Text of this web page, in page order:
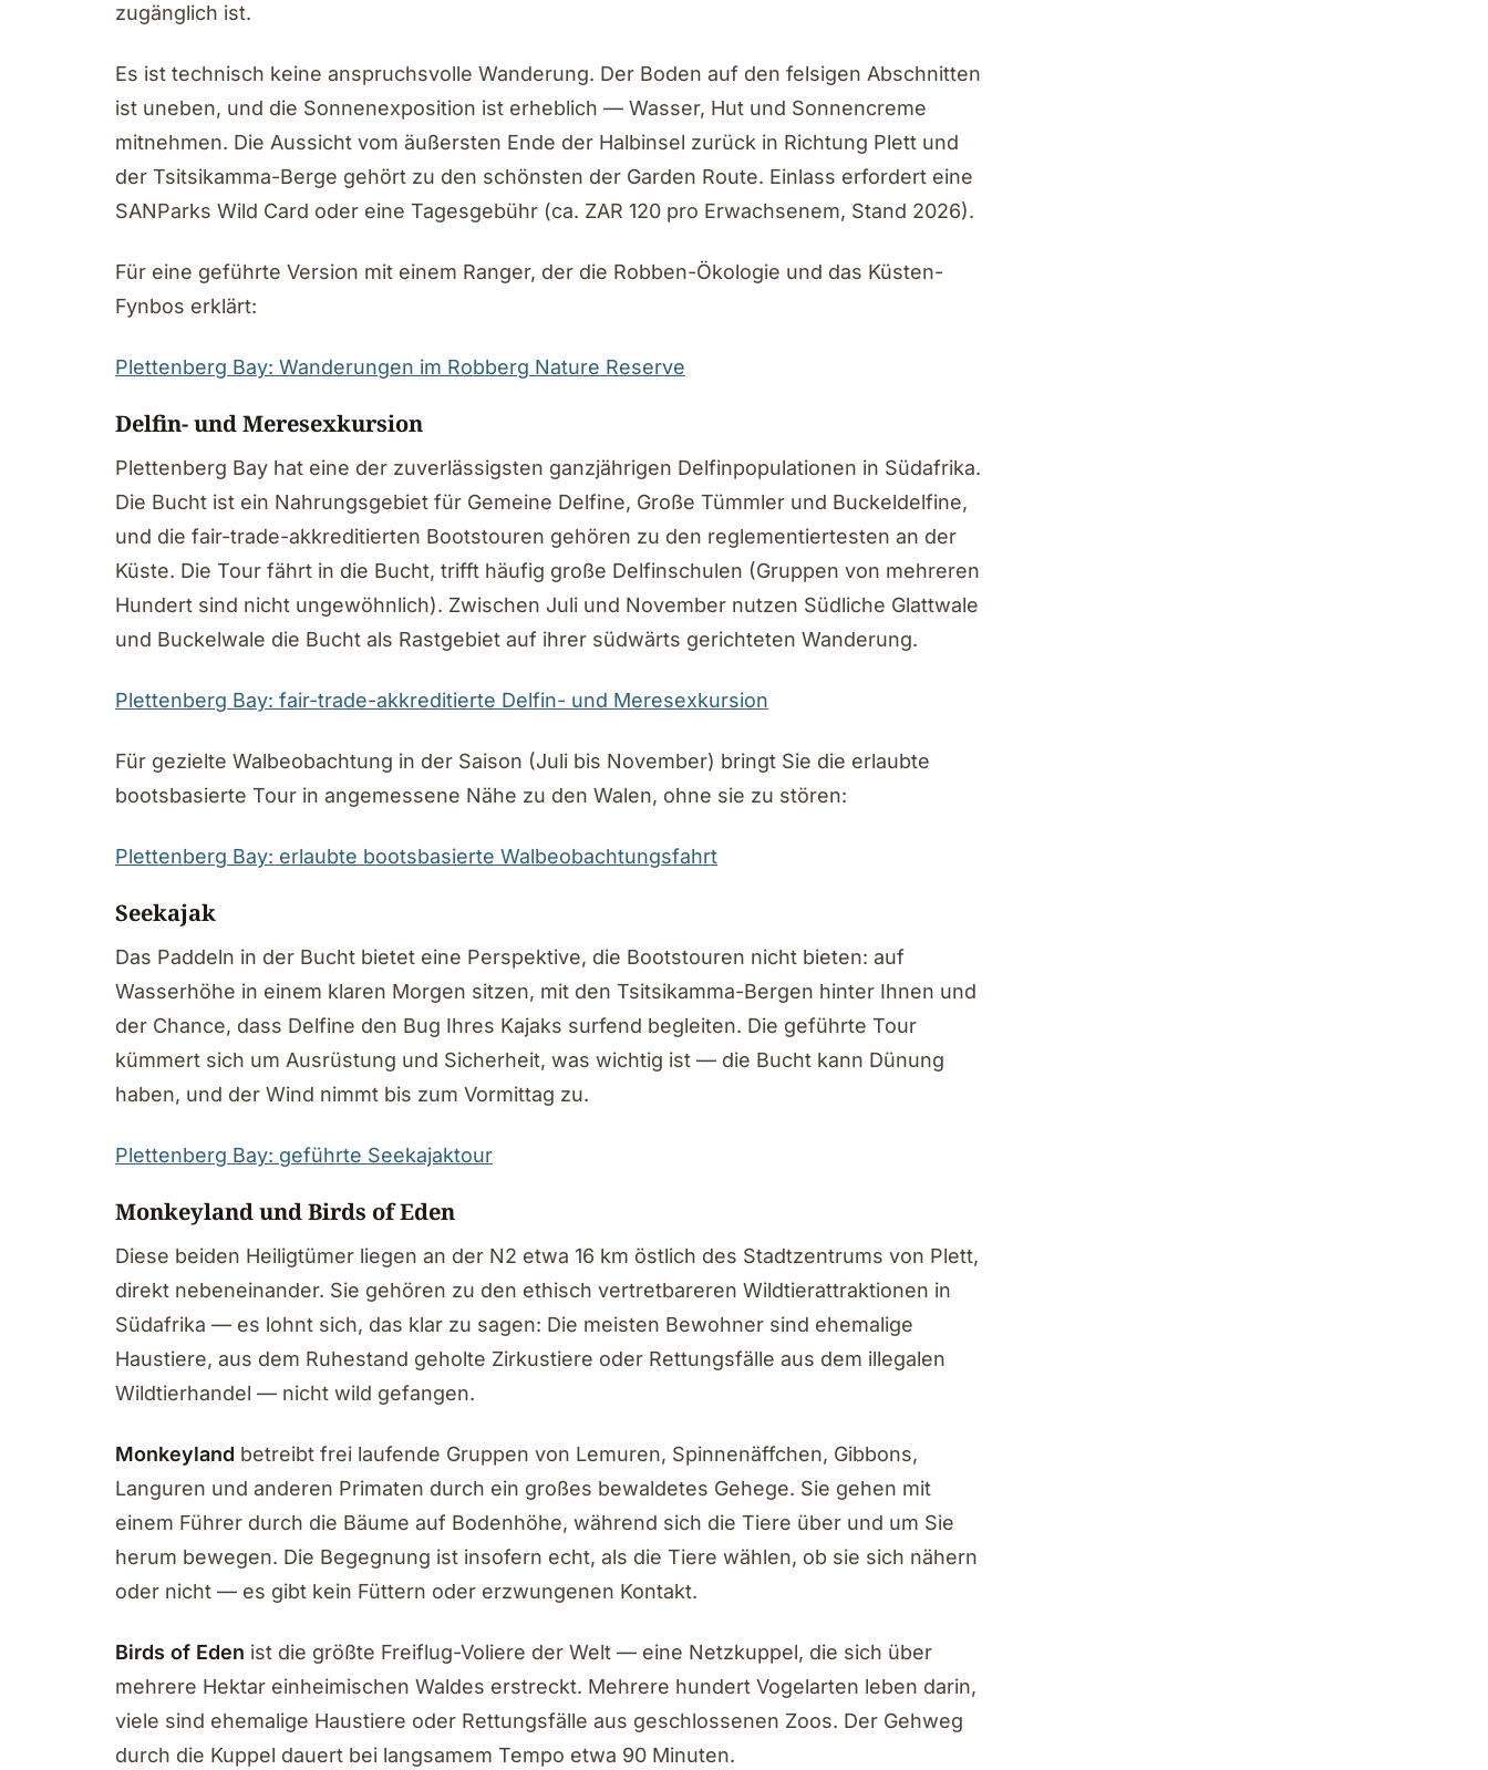
zugänglich ist.
Es ist technisch keine anspruchsvolle Wanderung. Der Boden auf den felsigen Abschnitten
ist uneben, und die Sonnenexposition ist erheblich — Wasser, Hut und Sonnencreme
mitnehmen. Die Aussicht vom äußersten Ende der Halbinsel zurück in Richtung Plett und
der Tsitsikamma-Berge gehört zu den schönsten der Garden Route. Einlass erfordert eine
SANParks Wild Card oder eine Tagesgebühr (ca. ZAR 120 pro Erwachsenem, Stand 2026).
Für eine geführte Version mit einem Ranger, der die Robben-Ökologie und das Küsten-
Fynbos erklärt:
Plettenberg Bay: Wanderungen im Robberg Nature Reserve
Delfin- und Meresexkursion
Plettenberg Bay hat eine der zuverlässigsten ganzjährigen Delfinpopulationen in Südafrika.
Die Bucht ist ein Nahrungsgebiet für Gemeine Delfine, Große Tümmler und Buckeldelfine,
und die fair-trade-akkreditierten Bootstouren gehören zu den reglementiertesten an der
Küste. Die Tour fährt in die Bucht, trifft häufig große Delfinschulen (Gruppen von mehreren
Hundert sind nicht ungewöhnlich). Zwischen Juli und November nutzen Südliche Glattwale
und Buckelwale die Bucht als Rastgebiet auf ihrer südwärts gerichteten Wanderung.
Plettenberg Bay: fair-trade-akkreditierte Delfin- und Meresexkursion
Für gezielte Walbeobachtung in der Saison (Juli bis November) bringt Sie die erlaubte
bootsbasierte Tour in angemessene Nähe zu den Walen, ohne sie zu stören:
Plettenberg Bay: erlaubte bootsbasierte Walbeobachtungsfahrt
Seekajak
Das Paddeln in der Bucht bietet eine Perspektive, die Bootstouren nicht bieten: auf
Wasserhöhe in einem klaren Morgen sitzen, mit den Tsitsikamma-Bergen hinter Ihnen und
der Chance, dass Delfine den Bug Ihres Kajaks surfend begleiten. Die geführte Tour
kümmert sich um Ausrüstung und Sicherheit, was wichtig ist — die Bucht kann Dünung
haben, und der Wind nimmt bis zum Vormittag zu.
Plettenberg Bay: geführte Seekajaktour
Monkeyland und Birds of Eden
Diese beiden Heiligtümer liegen an der N2 etwa 16 km östlich des Stadtzentrums von Plett,
direkt nebeneinander. Sie gehören zu den ethisch vertretbareren Wildtierattraktionen in
Südafrika — es lohnt sich, das klar zu sagen: Die meisten Bewohner sind ehemalige
Haustiere, aus dem Ruhestand geholte Zirkustiere oder Rettungsfälle aus dem illegalen
Wildtierhandel — nicht wild gefangen.
Monkeyland betreibt frei laufende Gruppen von Lemuren, Spinnenäffchen, Gibbons,
Languren und anderen Primaten durch ein großes bewaldetes Gehege. Sie gehen mit
einem Führer durch die Bäume auf Bodenhöhe, während sich die Tiere über und um Sie
herum bewegen. Die Begegnung ist insofern echt, als die Tiere wählen, ob sie sich nähern
oder nicht — es gibt kein Füttern oder erzwungenen Kontakt.
Birds of Eden ist die größte Freiflug-Voliere der Welt — eine Netzkuppel, die sich über
mehrere Hektar einheimischen Waldes erstreckt. Mehrere hundert Vogelarten leben darin,
viele sind ehemalige Haustiere oder Rettungsfälle aus geschlossenen Zoos. Der Gehweg
durch die Kuppel dauert bei langsamem Tempo etwa 90 Minuten.